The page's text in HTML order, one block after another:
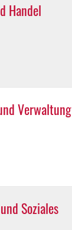
Handel
Verwaltung
Soziales